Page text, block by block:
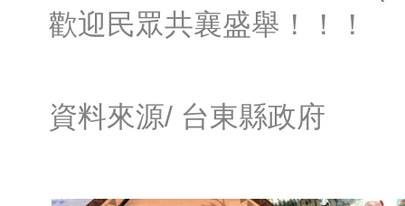
歡迎民眾共襄盛舉！！！
資料來源/ 台東縣政府